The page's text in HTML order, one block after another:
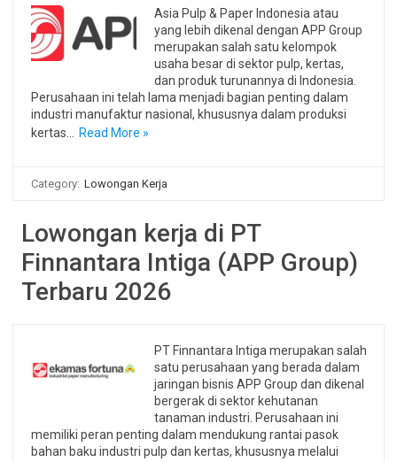
Asia Pulp & Paper Indonesia atau
yang lebih dikenal dengan APP Group
merupakan salah satu kelompok
usaha besar di sektor pulp, kertas,
dan produk turunannya di Indonesia.
Perusahaan ini telah lama menjadi bagian penting dalam
industri manufaktur nasional, khususnya dalam produksi
kertas…
Read More »
Category: Lowongan Kerja
Lowongan kerja di PT
Finnantara Intiga (APP Group)
Terbaru 2026
PT Finnantara Intiga merupakan salah
satu perusahaan yang berada dalam
jaringan bisnis APP Group dan dikenal
bergerak di sektor kehutanan
tanaman industri. Perusahaan ini
memiliki peran penting dalam mendukung rantai pasok
bahan baku industri pulp dan kertas, khususnya melalui